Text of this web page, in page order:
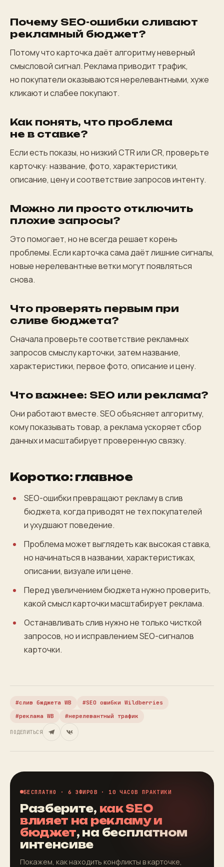
Почему SEO-ошибки сливают
рекламный бюджет?
Потому что карточка даёт алгоритму неверный
смысловой сигнал. Реклама приводит трафик,
но покупатели оказываются нерелевантными, хуже
кликают и слабее покупают.
Как понять, что проблема
не в ставке?
Если есть показы, но низкий CTR или CR, проверьте
карточку: название, фото, характеристики,
описание, цену и соответствие запросов интенту.
Можно ли просто отключить
плохие запросы?
Это помогает, но не всегда решает корень
проблемы. Если карточка сама даёт лишние сигналы,
новые нерелевантные ветки могут появляться
снова.
Что проверять первым при
сливе бюджета?
Сначала проверьте соответствие рекламных
запросов смыслу карточки, затем название,
характеристики, первое фото, описание и цену.
Что важнее: SEO или реклама?
Они работают вместе. SEO объясняет алгоритму,
кому показывать товар, а реклама ускоряет сбор
данных и масштабирует проверенную связку.
Коротко: главное
SEO-ошибки превращают рекламу в слив
бюджета, когда приводят не тех покупателей
и ухудшают поведение.
Проблема может выглядеть как высокая ставка,
но начинаться в названии, характеристиках,
описании, визуале или цене.
Перед увеличением бюджета нужно проверить,
какой смысл карточки масштабирует реклама.
Останавливать слив нужно не только чисткой
запросов, но и исправлением SEO-сигналов
карточки.
слив бюджета WB
SEO ошибки Wildberries
реклама WB
нерелевантный трафик
ПОДЕЛИТЬСЯ
БЕСПЛАТНО · 6 ЭФИРОВ · 10 ЧАСОВ ПРАКТИКИ
Разберите, как SEO
влияет на рекламу и
бюджет, на бесплатном
интенсиве
Покажем, как находить конфликты в карточке,